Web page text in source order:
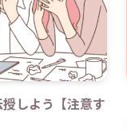
しよう【注意す